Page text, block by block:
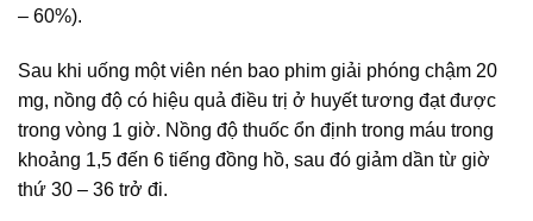
– 60%).
Sau khi uống một viên nén bao phim giải phóng chậm 20
mg, nồng độ có hiệu quả điều trị ở huyết tương đạt được
trong vòng 1 giờ. Nồng độ thuốc ổn định trong máu trong
khoảng 1,5 đến 6 tiếng đồng hồ, sau đó giảm dần từ giờ
thứ 30 – 36 trở đi.